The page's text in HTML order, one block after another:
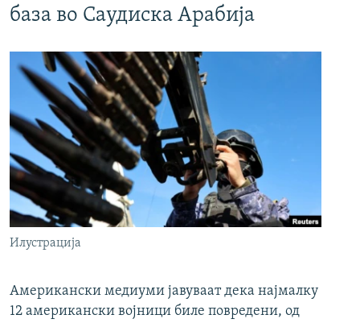
база во Саудиска Арабија
Илустрација
Американски медиуми јавуваат дека најмалку
12 американски војници биле повредени, од